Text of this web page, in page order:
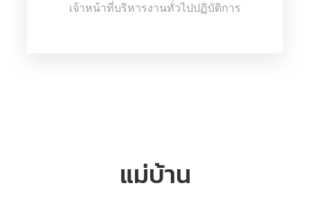
เจ้าหน้าที่บริหารงานทั่วไปปฏิบัติการ
แม่บ้าน